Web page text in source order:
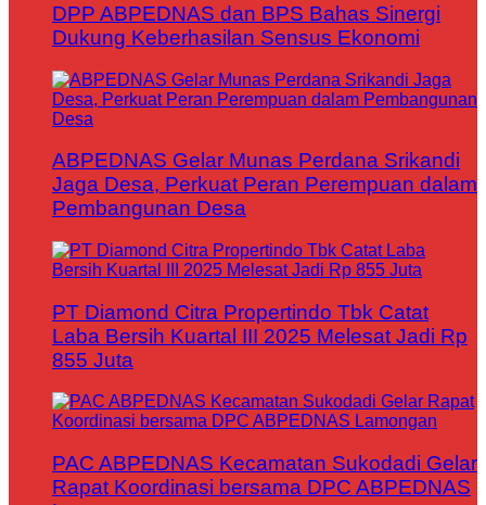
DPP ABPEDNAS dan BPS Bahas Sinergi
Dukung Keberhasilan Sensus Ekonomi
ABPEDNAS Gelar Munas Perdana Srikandi
Jaga Desa, Perkuat Peran Perempuan dalam
Pembangunan Desa
PT Diamond Citra Propertindo Tbk Catat
Laba Bersih Kuartal III 2025 Melesat Jadi Rp
855 Juta
PAC ABPEDNAS Kecamatan Sukodadi Gelar
Rapat Koordinasi bersama DPC ABPEDNAS